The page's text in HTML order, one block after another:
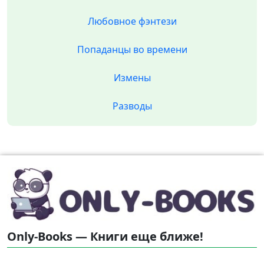
Любовное фэнтези
Попаданцы во времени
Измены
Разводы
Only-Books — Книги еще ближе!